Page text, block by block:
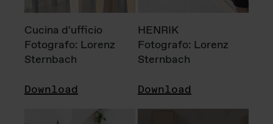
Cucina d'ufficio
Fotografo: Lorenz
Sternbach
Download
HENRIK
Fotografo: Lorenz
Sternbach
Download